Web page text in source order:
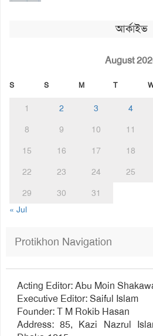
আর্কাইভ
August
S S M T
1 2 3 4
8
9 10 11
15
16 17 18
22
23 24 25
29
30
31
« Jul
Protikhon Navigation
Acting Editor: Abu Moin
Executive Editor: Saiful Islam
Founder: T M Rokib Hasan
Address: 85, Kazi Nazrul